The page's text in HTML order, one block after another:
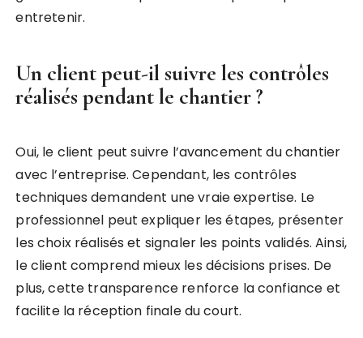
entretenir.
Un client peut-il suivre les contrôles
réalisés pendant le chantier ?
Oui, le client peut suivre l’avancement du chantier
avec l’entreprise. Cependant, les contrôles
techniques demandent une vraie expertise. Le
professionnel peut expliquer les étapes, présenter
les choix réalisés et signaler les points validés. Ainsi,
le client comprend mieux les décisions prises. De
plus, cette transparence renforce la confiance et
facilite la réception finale du court.